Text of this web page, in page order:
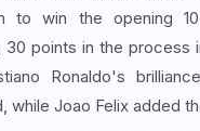
to win the opening
30 points in the process
Ronaldo's
while Joao Felix added